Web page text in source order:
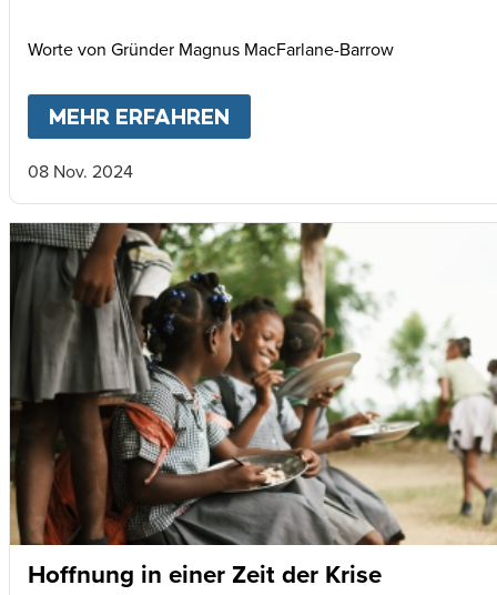
Worte von Gründer Magnus MacFarlane-Barrow
MEHR ERFAHREN
08 Nov. 2024
Hoffnung in einer Zeit der Krise